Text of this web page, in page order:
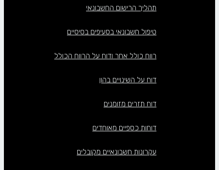
תהליך הרישום החשבונאי
טיפול חשבונאי בסעיפים בסיסיים
רווח כולל אחר ודוח על הרווח הכולל
דוח על השינויים בהון
דוח תזרים מזומנים
דוחות כספיים מאוחדים
עקרונות חשבונאיים מקובלים